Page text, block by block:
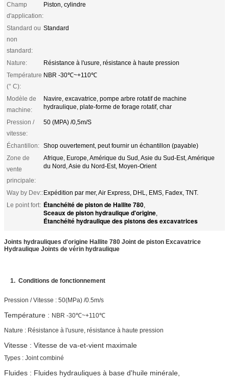
Champ
d'application:
Piston, cylindre
Standard ou
non
standard:
Standard
Nature:
Résistance à l'usure, résistance à haute pression
Température
(° C):
NBR -30℃~+110℃
Modèle de
machine:
Navire, excavatrice, pompe arbre rotatif de machine
hydraulique, plate-forme de forage rotatif, char
Pression /
vitesse:
50 (MPA) /0,5m/S
Échantillon: Shop ouvertement, peut fournir un échantillon (payable)
Zone de
vente
principale:
Afrique, Europe, Amérique du Sud, Asie du Sud-Est, Amérique
du Nord, Asie du Nord-Est, Moyen-Orient
Way by Dev::Expédition par mer, Air Express, DHL, EMS, Fadex, TNT.
Le point fort: Étanchéité de piston de Hallite 780,
Sceaux de piston hydraulique d'origine,
Étanchéité hydraulique des pistons des excavatrices
Joints hydrauliques d'origine Hallite 780 Joint de piston Excavatrice
Hydraulique Joints de vérin hydraulique
1. Conditions de fonctionnement
Pression / Vitesse : 50(MPa) /0.5m/s
Température : NBR -30℃~+110℃
Nature : Résistance à l'usure, résistance à haute pression
Vitesse : Vitesse de va-et-vient maximale
Types : Joint combiné
Fluides : Fluides hydrauliques à base d'huile minérale,